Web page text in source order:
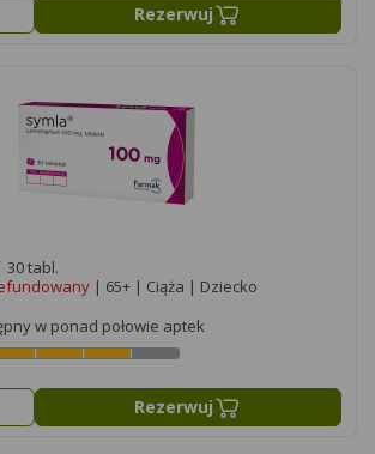
Rezerwuj
tabl.
| 65+ | Ciąża | Dziecko
w ponad połowie aptek
Rezerwuj